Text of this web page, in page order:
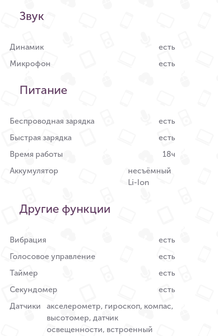
Звук
Динамик
есть
Микрофон
есть
Питание
Беспроводная зарядка
есть
Быстрая зарядка
есть
Время работы
18ч
Аккумулятор
несъёмный
Li-Ion
Другие функции
Вибрация
есть
Голосовое управление
есть
Таймер
есть
Секундомер
есть
Датчики
акселерометр, гироскоп, компас,
высотомер, датчик
освещенности, встроенный